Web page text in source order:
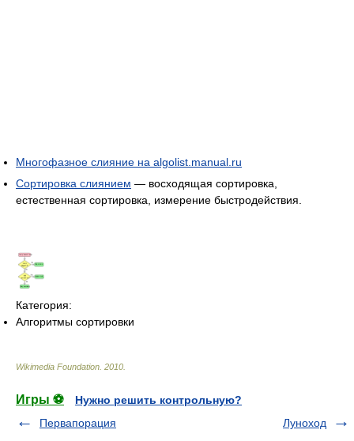
Многофазное слияние на algolist.manual.ru
Сортировка слиянием — восходящая сортировка,
естественная сортировка, измерение быстродействия.
Категория:
Алгоритмы сортировки
Wikimedia Foundation 2010
Игры ⚽
Нужно решить контрольную?
Первапорация
Луноход